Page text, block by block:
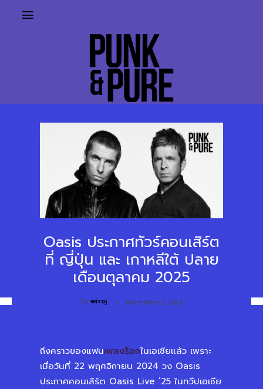
Oasis ประกาศทัวร์คอนเสิร์ต
ที่ ญี่ปุ่น และ เกาหลีใต้ ปลาย
เดือนตุลาคม 2025
By wiroj December 2, 2024
ถึงคราวของแฟนเพลงร็อกในเอเชียแล้ว เพราะ
เมื่อวันที่ 22 พฤศจิกายน 2024 วง Oasis
ประกาศคอนเสิร์ต Oasis Live ’25 ในทวีปเอเชีย